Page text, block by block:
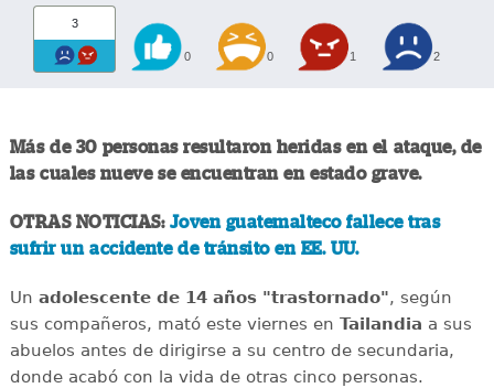
3
0 0 1 2
Más de 30 personas resultaron heridas en el ataque, de
las cuales nueve se encuentran en estado grave.
OTRAS NOTICIAS: Joven guatemalteco fallece tras
sufrir un accidente de tránsito en EE. UU.
Un adolescente de 14 años "trastornado", según
sus compañeros, mató este viernes en Tailandia a sus
abuelos antes de dirigirse a su centro de secundaria,
donde acabó con la vida de otras cinco personas.